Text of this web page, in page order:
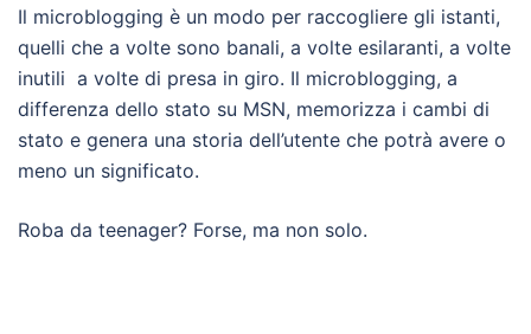
Il microblogging è un modo per raccogliere gli istanti,
quelli che a volte sono banali, a volte esilaranti, a volte
inutili a volte di presa in giro. Il microblogging, a
differenza dello stato su MSN, memorizza i cambi di
stato e genera una storia dell’utente che potrà avere o
meno un significato.
Roba da teenager? Forse, ma non solo.